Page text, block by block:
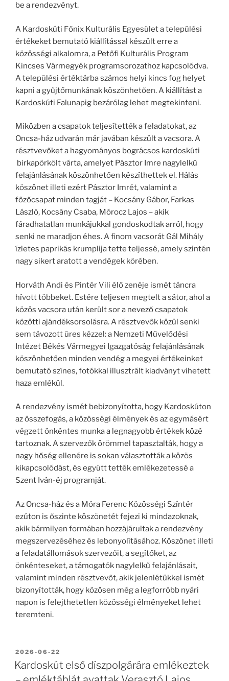
be a rendezvényt.
A Kardoskúti Főnix Kulturális Egyesület a települési
értékeket bemutató kiállítással készült erre a
közösségi alkalomra, a Petőfi Kulturális Program
Kincses Vármegyék programsorozathoz kapcsolódva.
A települési értéktárba számos helyi kincs fog helyet
kapni a gyűjtőmunkának köszönhetően. A kiállítást a
Kardoskúti Falunapig bezárólag lehet megtekinteni.
Miközben a csapatok teljesítették a feladatokat, az
Oncsa-ház udvarán már javában készült a vacsora. A
résztvevőket a hagyományos bográcsos kardoskúti
birkapörkölt várta, amelyet Pásztor Imre nagylelkű
felajánlásának köszönhetően készíthettek el. Hálás
köszönet illeti ezért Pásztor Imrét, valamint a
főzőcsapat minden tagját – Kocsány Gábor, Farkas
László, Kocsány Csaba, Mórocz Lajos – akik
fáradhatatlan munkájukkal gondoskodtak arról, hogy
senki ne maradjon éhes. A finom vacsorát Gál Mihály
ízletes paprikás krumplija tette teljessé, amely szintén
nagy sikert aratott a vendégek körében.
Horváth Andi és Pintér Vili élő zenéje ismét táncra
hívott többeket. Estére teljesen megtelt a sátor, ahol a
közös vacsora után került sor a nevező csapatok
közötti ajándéksorsolásra. A résztvevők közül senki
sem távozott üres kézzel: a Nemzeti Művelődési
Intézet Békés Vármegyei Igazgatóság felajánlásának
köszönhetően minden vendég a megyei értékeinket
bemutató színes, fotókkal illusztrált kiadványt vihetett
haza emlékül.
A rendezvény ismét bebizonyította, hogy Kardoskúton
az összefogás, a közösségi élmények és az egymásért
végzett önkéntes munka a legnagyobb értékek közé
tartoznak. A szervezők örömmel tapasztalták, hogy a
nagy hőség ellenére is sokan választották a közös
kikapcsolódást, és együtt tették emlékezetessé a
Szent Iván-éj programját.
Az Oncsa-ház és a Móra Ferenc Közösségi Színtér
ezúton is őszinte köszönetét fejezi ki mindazoknak,
akik bármilyen formában hozzájárultak a rendezvény
megszervezéséhez és lebonyolításához. Köszönet illeti
a feladatállomások szervezőit, a segítőket, az
önkénteseket, a támogatók nagylelkű felajánlásait,
valamint minden résztvevőt, akik jelenlétükkel ismét
bizonyították, hogy közösen még a legforróbb nyári
napon is felejthetetlen közösségi élményeket lehet
teremteni.
BEKÜLDVE:
2026-06-22
Kardoskút első díszpolgárára emlékeztek